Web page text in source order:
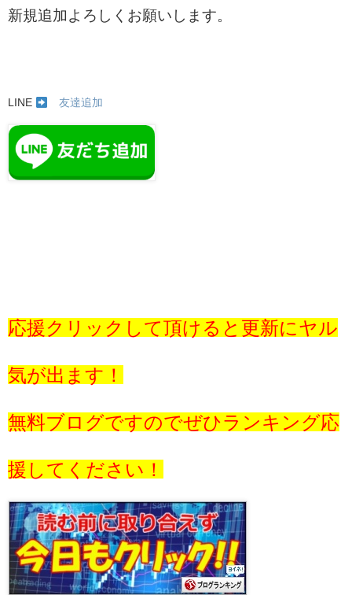
新規追加よろしくお願いします。
LINE 友達追加
応援クリックして頂けると更新にヤル
気が出ます！
無料ブログですのでぜひランキング応
援してください！